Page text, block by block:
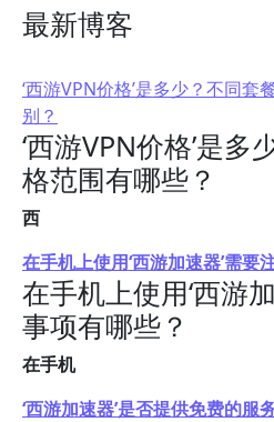
最新博客
‘西游VPN价格’是多少？不同套
别？
‘西游VPN价格’是
格范围有哪些？
西
在手机上使用‘西游加速器’需要
在手机上使用‘西游
事项有哪些？
在手机
‘西游加速器’是否提供免费的